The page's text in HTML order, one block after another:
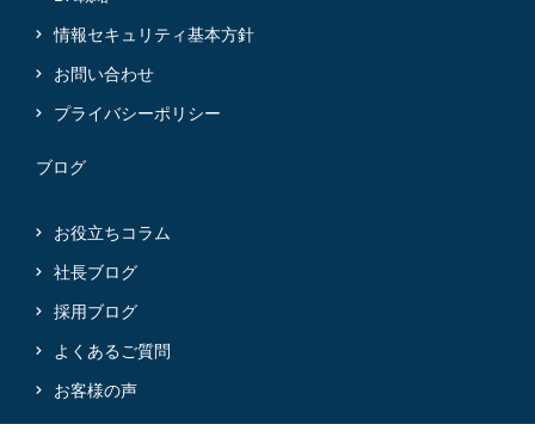
情報セキュリティ基本方針
お問い合わせ
プライバシーポリシー
ブログ
お役立ちコラム
社長ブログ
採用ブログ
よくあるご質問
お客様の声